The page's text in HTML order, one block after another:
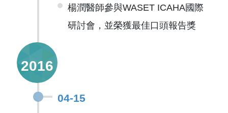
楊潤醫師參與WASET ICAHA國際
研討會，並榮獲最佳口頭報告獎
2016
04-15